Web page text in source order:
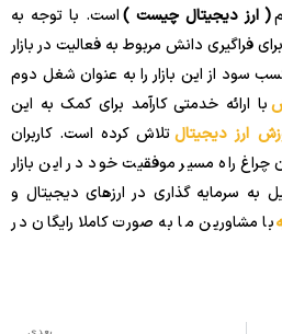
( ارز دیجیتال چیست )است. با توجه به
فراگیری دانش مربوط به فعالیت در بازار
سود از این بازار را به عنوان شغل دوم
با ارائه خدمتی کارآمد برای کمک به این
ارز دیجیتالتلاش کرده است. کاربران
چراغ راه مسیر موفقیت خود در این بازار
به سرمایه گذاری در ارزهای دیجیتال و
با مشاورین ما به صورت کاملا رایگان در
بعدی